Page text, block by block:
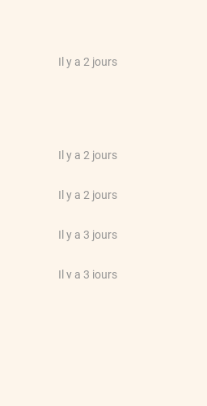
Il y a 2 jours
Il y a 2 jours
Il y a 2 jours
Il y a 3 jours
Il y a 3 jours